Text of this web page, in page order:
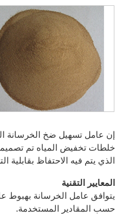
خلطات تخفيض المياه تم
الذي يتم فيه الاحتفاظ بقابلية
المعايير التقنية
حسب المقادير المستخدمة.